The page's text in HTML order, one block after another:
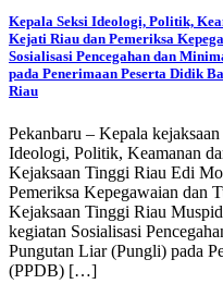
Kepala Seksi Ideologi, Politik,
Kejati Riau dan Pemeriksa
Sosialisasi Pencegahan dan
pada Penerimaan Peserta Didik
Riau
Pekanbaru – Kepala
Ideologi, Politik, Keamanan
Kejaksaan Tinggi Riau Edi
Pemeriksa Kepegawaian dan
Kejaksaan Tinggi Riau
kegiatan Sosialisasi
Pungutan Liar (Pungli) pada
(PPDB) […]